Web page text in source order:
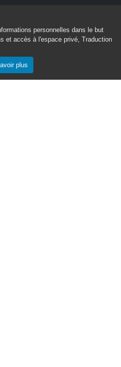
personnelles dans le but
et accès à l'espace privé, Traduction
plus